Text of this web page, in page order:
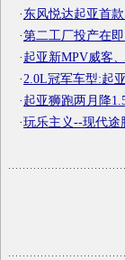
·东风悦达起亚首
·第二工厂投产在
·起亚新MPV威客
·2.0L冠军车型:起
·起亚狮跑两月降
·玩乐主义--现代途